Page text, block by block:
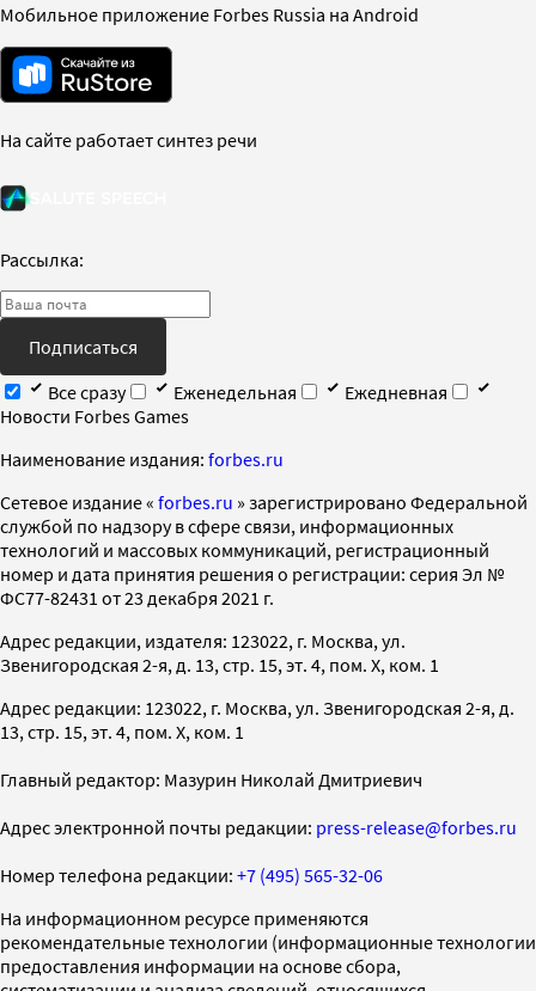
Мобильное приложение Forbes Russia на Android
На сайте работает синтез речи
Рассылка:
Подписаться
Все сразу
Еженедельная
Ежедневная
Новости Forbes Games
Наименование издания: forbes.ru
Cетевое издание « forbes.ru » зарегистрировано Федеральной
службой по надзору в сфере связи, информационных
технологий и массовых коммуникаций, регистрационный
номер и дата принятия решения о регистрации: серия Эл №
ФС77-82431 от 23 декабря 2021 г.
Адрес редакции, издателя: 123022, г. Москва, ул.
Звенигородская 2-я, д. 13, стр. 15, эт. 4, пом. X, ком. 1
Адрес редакции: 123022, г. Москва, ул. Звенигородская 2-я, д.
13, стр. 15, эт. 4, пом. X, ком. 1
Главный редактор: Мазурин Николай Дмитриевич
Адрес электронной почты редакции: press-release@forbes.ru
Номер телефона редакции: +7 (495) 565-32-06
На информационном ресурсе применяются
рекомендательные технологии (информационные технологии
предоставления информации на основе сбора,